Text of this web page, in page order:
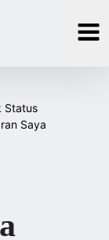
Status
Saya